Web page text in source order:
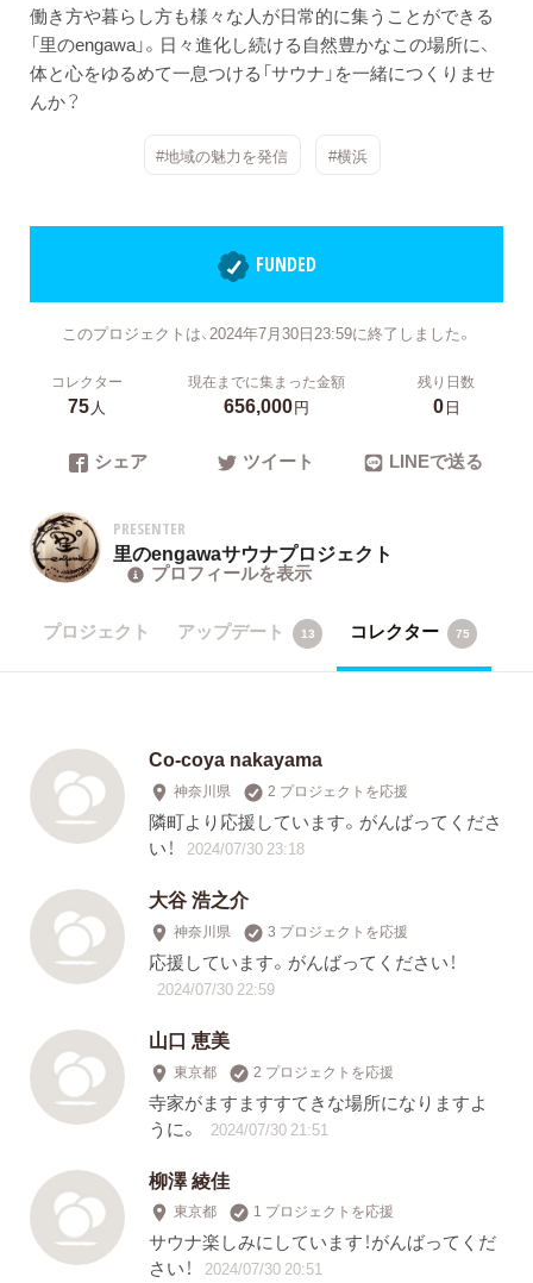
働き方や暮らし方も様々な人が日常的に集うことができる
「里のengawa」。日々進化し続ける自然豊かなこの場所に、
体と心をゆるめて一息つける「サウナ」を一緒につくりませ
んか？
#地域の魅力を発信 #横浜
FUNDED
このプロジェクトは、2024年7月30日23:59に終了しました。
コレクター
75人
現在までに集まった金額
656,000円
残り日数
0日
シェア ツイート LINEで送る
PRESENTER
里のengawaサウナプロジェクト
プロフィールを表示
プロジェクト アップデート 13 コレクター 75
Co-coya nakayama
神奈川県 2 プロジェクトを応援
隣町より応援しています。がんばってくださ
い！
2024/07/30 23:18
大谷 浩之介
神奈川県 3 プロジェクトを応援
応援しています。がんばってください！
2024/07/30 22:59
山口 恵美
東京都 2 プロジェクトを応援
寺家がますますすてきな場所になりますよ
うに。
2024/07/30 21:51
柳澤 綾佳
東京都 1 プロジェクトを応援
サウナ楽しみにしています！がんばってくだ
さい！
2024/07/30 20:51